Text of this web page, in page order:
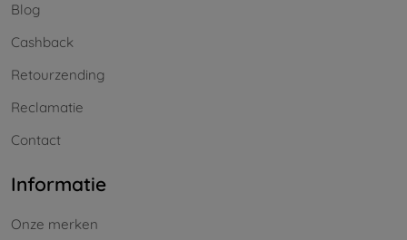
Blog
Cashback
Retourzending
Reclamatie
Contact
Informatie
Onze merken